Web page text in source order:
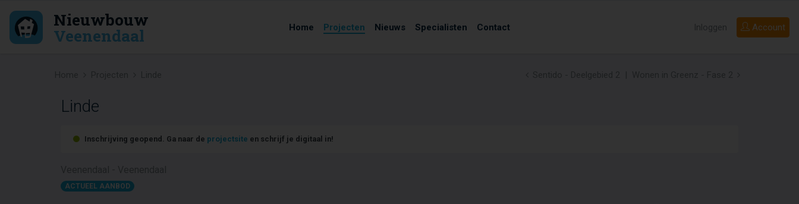
Nieuwbouw
Veenendaal Home Projecten Nieuws Specialisten Contact Account
Inloggen
Linde
Inschrijving geopend. Ga naar de projectsite en schrijf je digitaal in!
ACTUEEL AANBOD